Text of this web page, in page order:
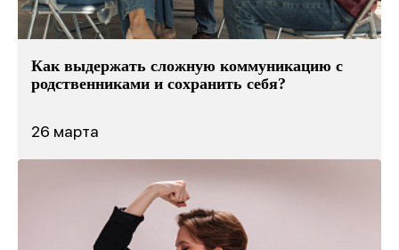
Как выдержать сложную коммуникацию с
родственниками и сохранить себя?
26 марта